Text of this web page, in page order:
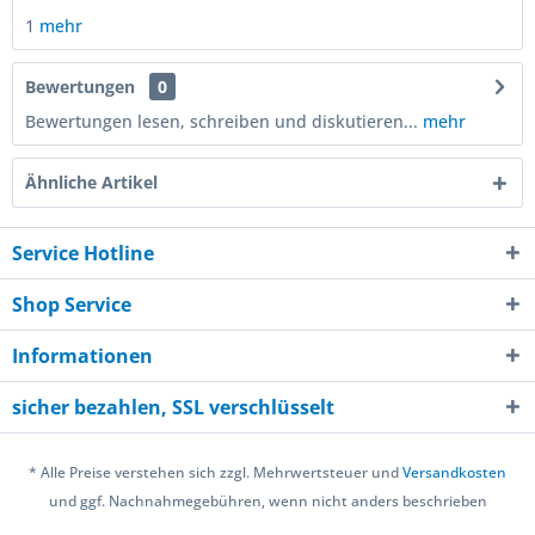
1 mehr
Bewertungen
0
Bewertungen lesen, schreiben und diskutieren... mehr
Ähnliche Artikel
Service Hotline
Shop Service
Informationen
sicher bezahlen, SSL verschlüsselt
* Alle Preise verstehen sich zzgl. Mehrwertsteuer undVersandkosten
und ggf. Nachnahmegebühren, wenn nicht anders beschrieben